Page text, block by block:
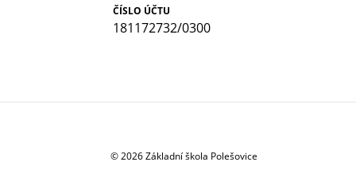
ČÍSLO ÚČTU
181172732/0300
© 2026 Základní škola Polešovice